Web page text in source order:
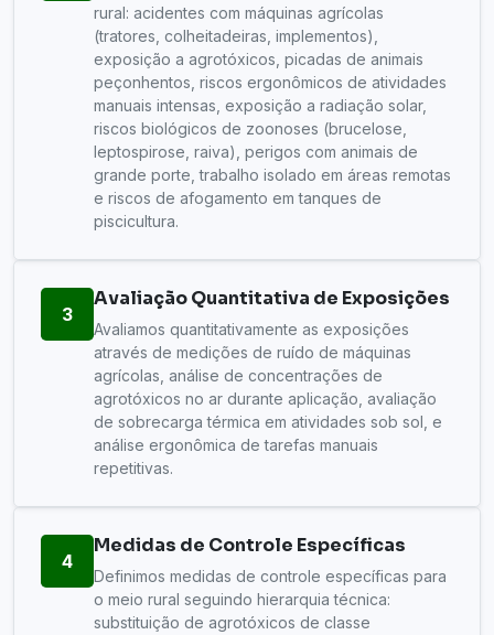
rural: acidentes com máquinas agrícolas
(tratores, colheitadeiras, implementos),
exposição a agrotóxicos, picadas de animais
peçonhentos, riscos ergonômicos de atividades
manuais intensas, exposição a radiação solar,
riscos biológicos de zoonoses (brucelose,
leptospirose, raiva), perigos com animais de
grande porte, trabalho isolado em áreas remotas
e riscos de afogamento em tanques de
piscicultura.
3
Avaliação Quantitativa de Exposições
Avaliamos quantitativamente as exposições
através de medições de ruído de máquinas
agrícolas, análise de concentrações de
agrotóxicos no ar durante aplicação, avaliação
de sobrecarga térmica em atividades sob sol, e
análise ergonômica de tarefas manuais
repetitivas.
4
Medidas de Controle Específicas
Definimos medidas de controle específicas para
o meio rural seguindo hierarquia técnica:
substituição de agrotóxicos de classe